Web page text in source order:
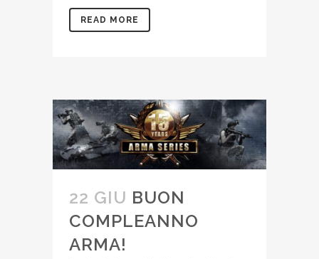
READ MORE
22 GIU BUON
COMPLEANNO
ARMA!